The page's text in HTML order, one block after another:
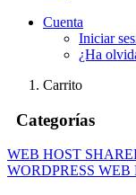
Cuenta
Iniciar
¿Ha
Carrito
Categorías
WEB HOST
WORDPRESS WEB